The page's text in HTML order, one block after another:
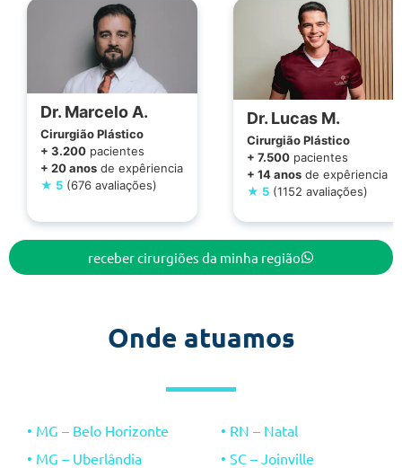
Dr. Marcelo A.
Cirurgião Plástico
+ 3.200 pacientes
+ 20 anos de expêriencia
★ 5 (676 avaliações)
Dr. Lucas M.
Cirurgião Plástico
+ 7.500 pacientes
+ 14 anos de expêriencia
★ 5 (1152 avaliações)
receber cirurgiões da minha região
Onde atuamos
• MG – Belo Horizonte
• MG – Uberlândia
• RN – Natal
• SC – Joinville